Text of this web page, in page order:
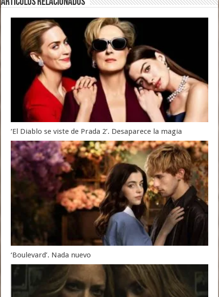
‘El Diablo se viste de Prada 2’. Desaparece la magia
‘Boulevard’. Nada nuevo